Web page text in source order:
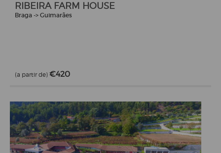
RIBEIRA FARM HOUSE
Braga -> Guimarães
(a partir de) €420